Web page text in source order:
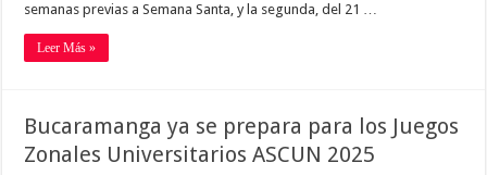
semanas previas a Semana Santa, y la segunda, del 21 …
Leer Más »
Bucaramanga ya se prepara para los Juegos
Zonales Universitarios ASCUN 2025